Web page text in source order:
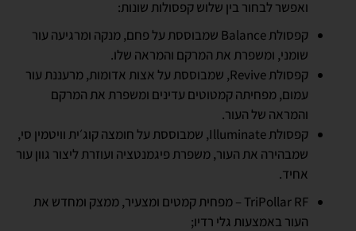
ואפשר לבחור בין שלוש קפסולות שונות:
קפסולת Balance שמבוססת על פחם, מנקה ומרגיעה עור
שומני, ומשפרת את המרקם והמראה שלו.
קפסולת Revive, שמבוססת על אצות אדומות, מרעננת עור
עמום, מפחיתה קמטוטים עדינים ומשפרת את המרקם
והמראה של העור.
קפסולת Illuminate, שמבוססת על חומצה קוג׳ית וויטמין סי,
שמבהירה את העור, משפרת פיגמנטציה ועוזרת ליצור גוון עור
אחיד.
TriPollar RF – מפחית קמטים ומצעיר, ממצק ומחדש את
העור באמצעות גלי רדיו;